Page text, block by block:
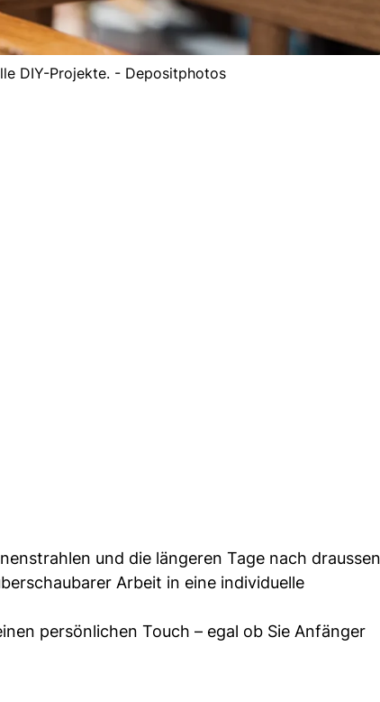
DIY-Projekte. - Depositphotos
und die längeren Tage nach
Arbeit in eine individuelle
persönlichen Touch – egal ob Sie Anfänger